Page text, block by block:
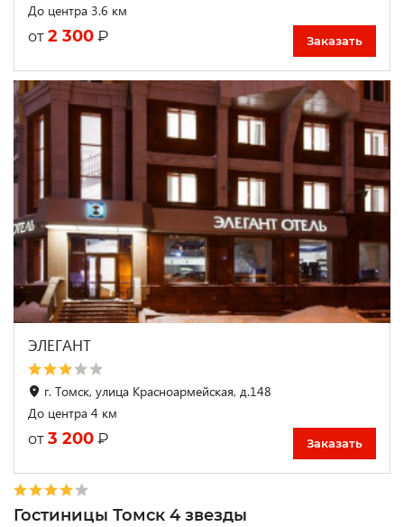
До центра 3.6 км
от 2 300 ₽ Заказать
ЭЛЕГАНТ
г. Томск, улица Красноармейская, д.148
До центра 4 км
от 3 200 ₽ Заказать
Гостиницы Томск 4 звезды